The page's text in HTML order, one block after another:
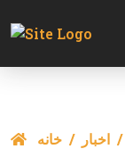
خانه اخبار